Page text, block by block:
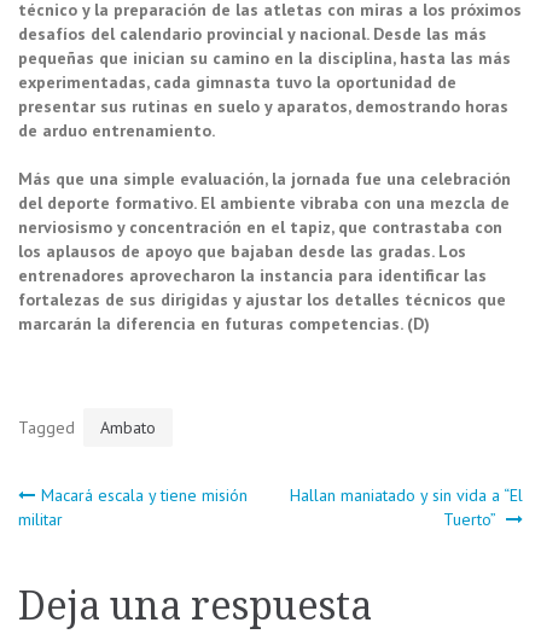
técnico y la preparación de las atletas con miras a los próximos
desafíos del calendario provincial y nacional. Desde las más
pequeñas que inician su camino en la disciplina, hasta las más
experimentadas, cada gimnasta tuvo la oportunidad de
presentar sus rutinas en suelo y aparatos, demostrando horas
de arduo entrenamiento.
Más que una simple evaluación, la jornada fue una celebración
del deporte formativo. El ambiente vibraba con una mezcla de
nerviosismo y concentración en el tapiz, que contrastaba con
los aplausos de apoyo que bajaban desde las gradas. Los
entrenadores aprovecharon la instancia para identificar las
fortalezas de sus dirigidas y ajustar los detalles técnicos que
marcarán la diferencia en futuras competencias. (D)
Tagged Ambato
Navegación
entradas
Macará escala y tiene misión
militar
Hallan maniatado y sin vida a “El
Tuerto”
Deja una respuesta